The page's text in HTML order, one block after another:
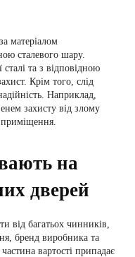
матеріалом
сталевого шару.
та з відповідною
Крім того, слід
Наприклад,
захисту від злому
приміщення.
на
дверей
від багатьох чинників,
бренд виробника та
вартості припадає